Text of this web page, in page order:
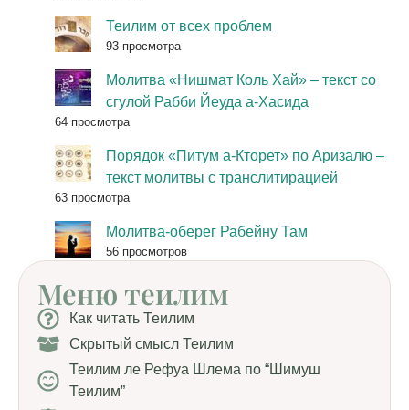
Теилим от всех проблем
93 просмотра
Молитва «Нишмат Коль Хай» – текст со
сгулой Рабби Йеуда а-Хасида
64 просмотра
Порядок «Питум а-Кторет» по Аризалю –
текст молитвы с транслитирацией
63 просмотра
Молитва-оберег Рабейну Там
56 просмотров
Меню теилим
Как читать Теилим
Скрытый смысл Теилим
Теилим ле Рефуа Шлема по “Шимуш
Теилим”